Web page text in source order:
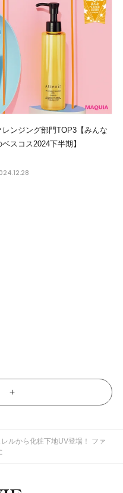
レンジング部門TOP3【みんな
ベスコス2024下半期】
＋
レルから化粧下地UV登場！ ファ